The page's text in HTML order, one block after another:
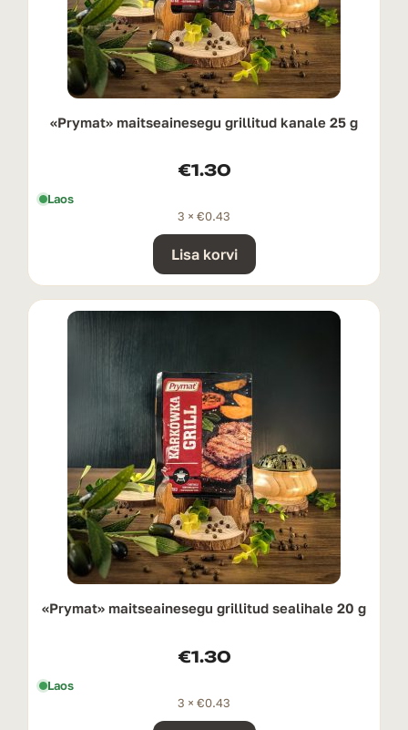
«Prymat» maitseainesegu grillitud kanale 25 g
€1.30
Laos
3 × €0.43
Lisa korvi
«Prymat» maitseainesegu grillitud sealihale 20 g
€1.30
Laos
3 × €0.43